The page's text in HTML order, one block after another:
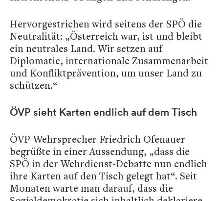
Hervorgestrichen wird seitens der SPÖ die
Neutralität: „Österreich war, ist und bleibt
ein neutrales Land. Wir setzen auf
Diplomatie, internationale Zusammenarbeit
und Konfliktprävention, um unser Land zu
schützen.“
ÖVP sieht Karten endlich auf dem Tisch
ÖVP-Wehrsprecher Friedrich Ofenauer
begrüßte in einer Aussendung, „dass die
SPÖ in der Wehrdienst-Debatte nun endlich
ihre Karten auf den Tisch gelegt hat“. Seit
Monaten warte man darauf, dass die